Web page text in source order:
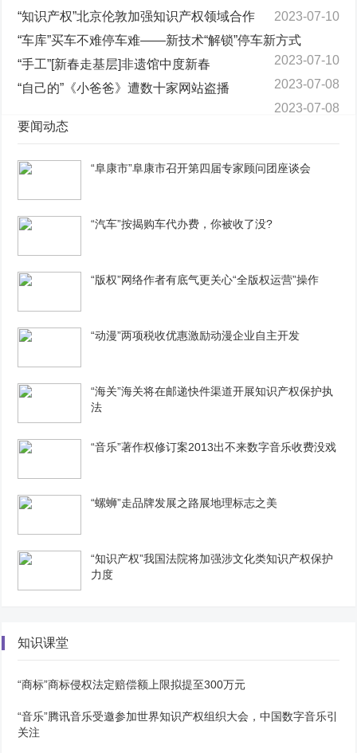
“知识产权”北京伦敦加强知识产权领域合作
2023-07-10
“车库”买车不难停车难——新技术“解锁”停车新方式
2023-07-10
“手工”[新春走基层]非遗馆中度新春
2023-07-08
“自己的”《小爸爸》遭数十家网站盗播
2023-07-08
要闻动态
“阜康市”阜康市召开第四届专家顾问团座谈会
“汽车”按揭购车代办费，你被收了没?
“版权”网络作者有底气更关心“全版权运营”操作
“动漫”两项税收优惠激励动漫企业自主开发
“海关”海关将在邮递快件渠道开展知识产权保护执
法
“音乐”著作权修订案2013出不来数字音乐收费没戏
“螺蛳”走品牌发展之路展地理标志之美
“知识产权”我国法院将加强涉文化类知识产权保护
力度
知识课堂
“商标”商标侵权法定赔偿额上限拟提至300万元
“音乐”腾讯音乐受邀参加世界知识产权组织大会，中国数字音乐引
关注